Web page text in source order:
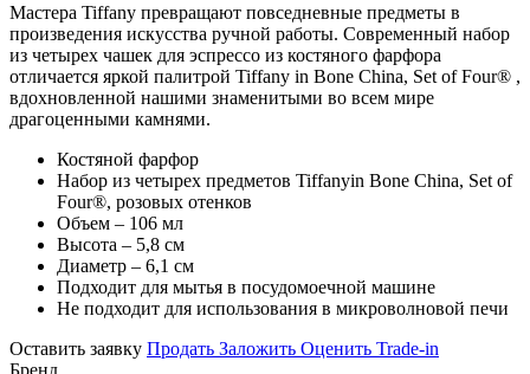
Мастера Tiffany превращают повседневные предметы в
произведения искусства ручной работы. Современный набор
из четырех чашек для эспрессо из костяного фарфора
отличается яркой палитрой Tiffany in Bone China, Set of Four® ,
вдохновленной нашими знаменитыми во всем мире
драгоценными камнями.
Костяной фарфор
Набор из четырех предметов Tiffanyin Bone China, Set of
Four®, розовых отенков
Объем – 106 мл
Высота – 5,8 см
Диаметр – 6,1 см
Подходит для мытья в посудомоечной машине
Не подходит для использования в микроволновой печи
Оставить заявку Продать Заложить Оценить Trade-in
Бренд